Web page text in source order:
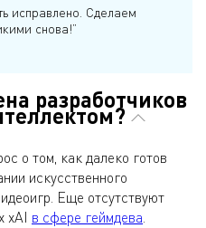
исправлено. Сделаем
снова!”
разработчиков
о том, как далеко готов
искусственного
Еще отсутствуют
xAI в сфере геймдева.